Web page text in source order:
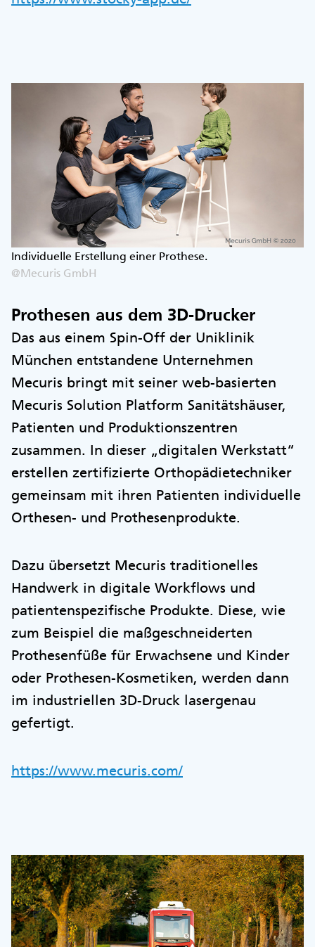
Individuelle Erstellung einer Prothese.
@Mecuris GmbH
Prothesen aus dem 3D-Drucker
Das aus einem Spin-Off der Uniklinik
München entstandene Unternehmen
Mecuris bringt mit seiner web-basierten
Mecuris Solution Platform Sanitätshäuser,
Patienten und Produktionszentren
zusammen. In dieser „digitalen Werkstatt“
erstellen zertifizierte Orthopädietechniker
gemeinsam mit ihren Patienten individuelle
Orthesen- und Prothesenprodukte.
Dazu übersetzt Mecuris traditionelles
Handwerk in digitale Workflows und
patientenspezifische Produkte. Diese, wie
zum Beispiel die maßgeschneiderten
Prothesenfüße für Erwachsene und Kinder
oder Prothesen-Kosmetiken, werden dann
im industriellen 3D-Druck lasergenau
gefertigt.
https://www.mecuris.com/